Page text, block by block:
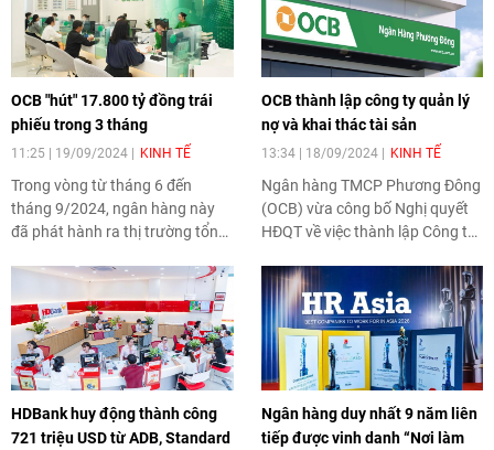
OCB "hút" 17.800 tỷ đồng trái
phiếu trong 3 tháng
11:25 | 19/09/2024 KINH TẾ
Trong vòng từ tháng 6 đến
tháng 9/2024, ngân hàng này
đã phát hành ra thị trường tổng
trị 17.800 tỷ đồng.
OCB thành lập công ty quản lý
nợ và khai thác tài sản
13:34 | 18/09/2024 KINH TẾ
Ngân hàng TMCP Phương Đông
(OCB) vừa công bố Nghị quyết
HĐQT về việc thành lập Công ty
thác tài sản.
HDBank huy động thành công
721 triệu USD từ ADB, Standard
Ngân hàng duy nhất 9 năm liên
tiếp được vinh danh “Nơi làm